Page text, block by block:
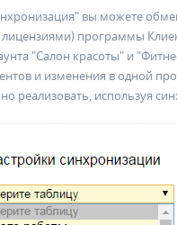
вы можете
программы
"Салон красоты" и
и изменения в одной
реализовать, используя